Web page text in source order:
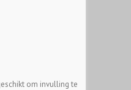
om invulling te